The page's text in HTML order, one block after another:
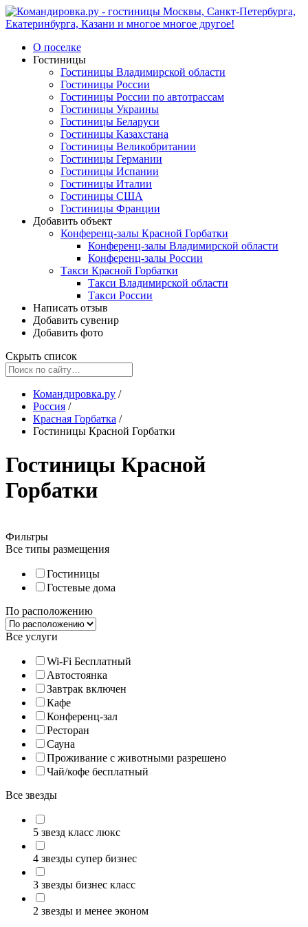
О поселке
Гостиницы
Гостиницы Владимирской области
Гостиницы России
Гостиницы России по автотрассам
Гостиницы Украины
Гостиницы Беларуси
Гостиницы Казахстана
Гостиницы Великобритании
Гостиницы Германии
Гостиницы Испании
Гостиницы Италии
Гостиницы США
Гостиницы Франции
Добавить объект
Конференц-залы Красной Горбатки
Конференц-залы Владимирской области
Конференц-залы России
Такси Красной Горбатки
Такси Владимирской области
Такси России
Написать отзыв
Добавить сувенир
Добавить фото
Скрыть список
Командировка.ру /
Россия /
Красная Горбатка /
Гостиницы Красной Горбатки
Гостиницы Красной
Горбатки
Фильтры
Все типы размещения
Гостиницы
Гостевые дома
По расположению
Все услуги
Wi-Fi Бесплатный
Автостоянка
Завтрак включен
Кафе
Конференц-зал
Ресторан
Сауна
Проживание с животными разрешено
Чай/кофе бесплатный
Все звезды
5 звезд класс люкс
4 звезды супер бизнес
3 звезды бизнес класс
2 звезды и менее эконом